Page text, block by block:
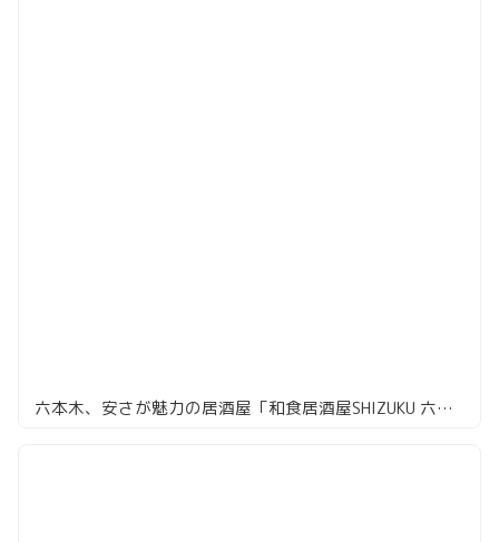
六本木、安さが魅力の居酒屋「和食居酒屋SHIZUKU 六本木店」